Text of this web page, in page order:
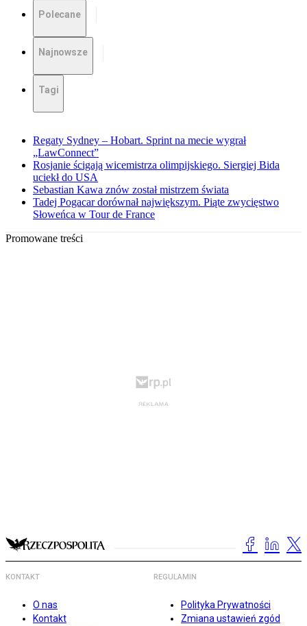
Polecane
Najnowsze
Tagi
Regaty Sydney – Hobart. Sprint na mecie wygrał
„LawConnect”
Rosjanie ścigają wicemistrza olimpijskiego. Siergiej Bida
uciekł do USA
Sebastian Kawa znów został mistrzem świata
Tadej Pogacar dorównał największym. Piąte zwycięstwo
Słoweńca w Tour de France
Promowane treści
KONTAKT
O nas
Kontakt
REGULAMIN
Polityka Prywatności
Zmiana ustawień zgód